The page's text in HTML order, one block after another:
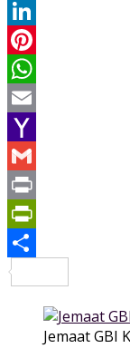
Twitter
LinkedIn
Pinterest
WhatsApp
Email
Yahoo
Mail
Gmail
Print
PrintFriendly
Jemaat GBI